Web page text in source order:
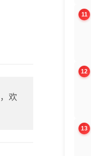
，欢
11
12
13